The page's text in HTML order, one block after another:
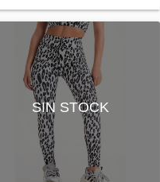
SIN STOCK